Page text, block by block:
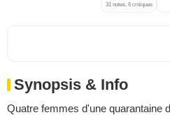
31 notes, 6 critiques
Synopsis & Info
Quatre femmes d'une quarantaine